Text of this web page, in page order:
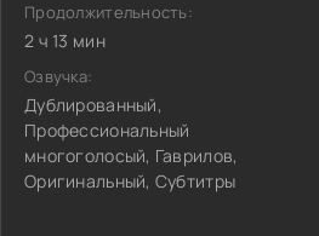
Продолжительность:
2 ч 13 мин
Озвучка:
Дублированный,
Профессиональный
многоголосый, Гаврилов,
Оригинальный, Субтитры